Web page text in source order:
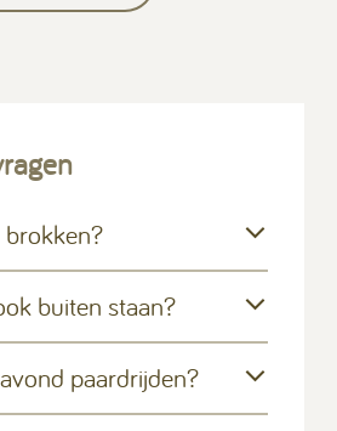
buiten staan?
paardrijden?